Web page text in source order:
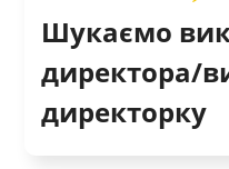
Шукаємо
директора/
директорку